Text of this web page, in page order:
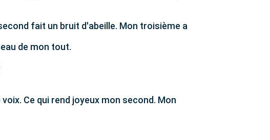
fait un bruit d'abeille. Mon troisième a
de mon tout.
Ce qui rend joyeux mon second. Mon